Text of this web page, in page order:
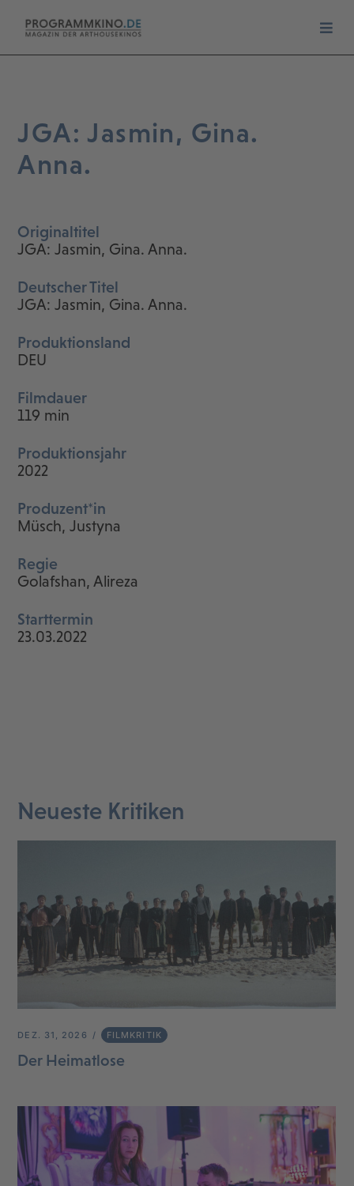
JGA: Jasmin, Gina.
Anna.
Originaltitel
JGA: Jasmin, Gina. Anna.
Deutscher Titel
JGA: Jasmin, Gina. Anna.
Produktionsland
DEU
Filmdauer
119 min
Produktionsjahr
2022
Produzent*in
Müsch, Justyna
Regie
Golafshan, Alireza
Starttermin
23.03.2022
Neueste Kritiken
DEZ. 31, 2026 FILMKRITIK
Der Heimatlose